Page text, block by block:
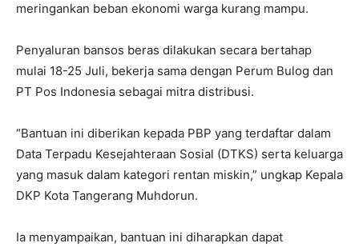
meringankan beban ekonomi warga kurang mampu.
Penyaluran bansos beras dilakukan secara bertahap
mulai 18-25 Juli, bekerja sama dengan Perum Bulog dan
PT Pos Indonesia sebagai mitra distribusi.
“Bantuan ini diberikan kepada PBP yang terdaftar dalam
Data Terpadu Kesejahteraan Sosial (DTKS) serta keluarga
yang masuk dalam kategori rentan miskin,” ungkap Kepala
DKP Kota Tangerang Muhdorun.
Ia menyampaikan, bantuan ini diharapkan dapat